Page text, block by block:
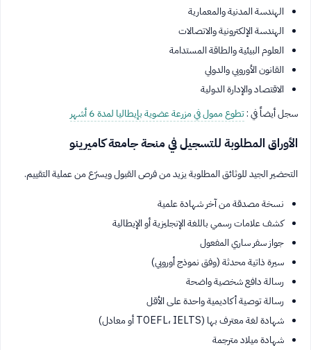
الهندسة المدنية والمعمارية
الهندسة الإلكترونية والاتصالات
العلوم البيئية والطاقة المستدامة
القانون الأوروبي والدولي
الاقتصاد والإدارة الدولية
سجل أيضاً في :تطوع ممول في مزرعة عضوية بإيطاليا لمدة 6 أشهر
الأوراق المطلوبة للتسجيل في منحة جامعة كاميرينو
التحضير الجيد للوثائق المطلوبة يزيد من فرص القبول ويسرّع من عملية التقييم.
نسخة مصدقة من آخر شهادة علمية
كشف علامات رسمي باللغة الإنجليزية أو الإيطالية
جواز سفر ساري المفعول
سيرة ذاتية محدثة (وفق نموذج أوروبي)
رسالة دافع شخصية واضحة
رسالة توصية أكاديمية واحدة على الأقل
شهادة لغة معترف بها (TOEFL، IELTS أو معادل)
شهادة ميلاد مترجمة